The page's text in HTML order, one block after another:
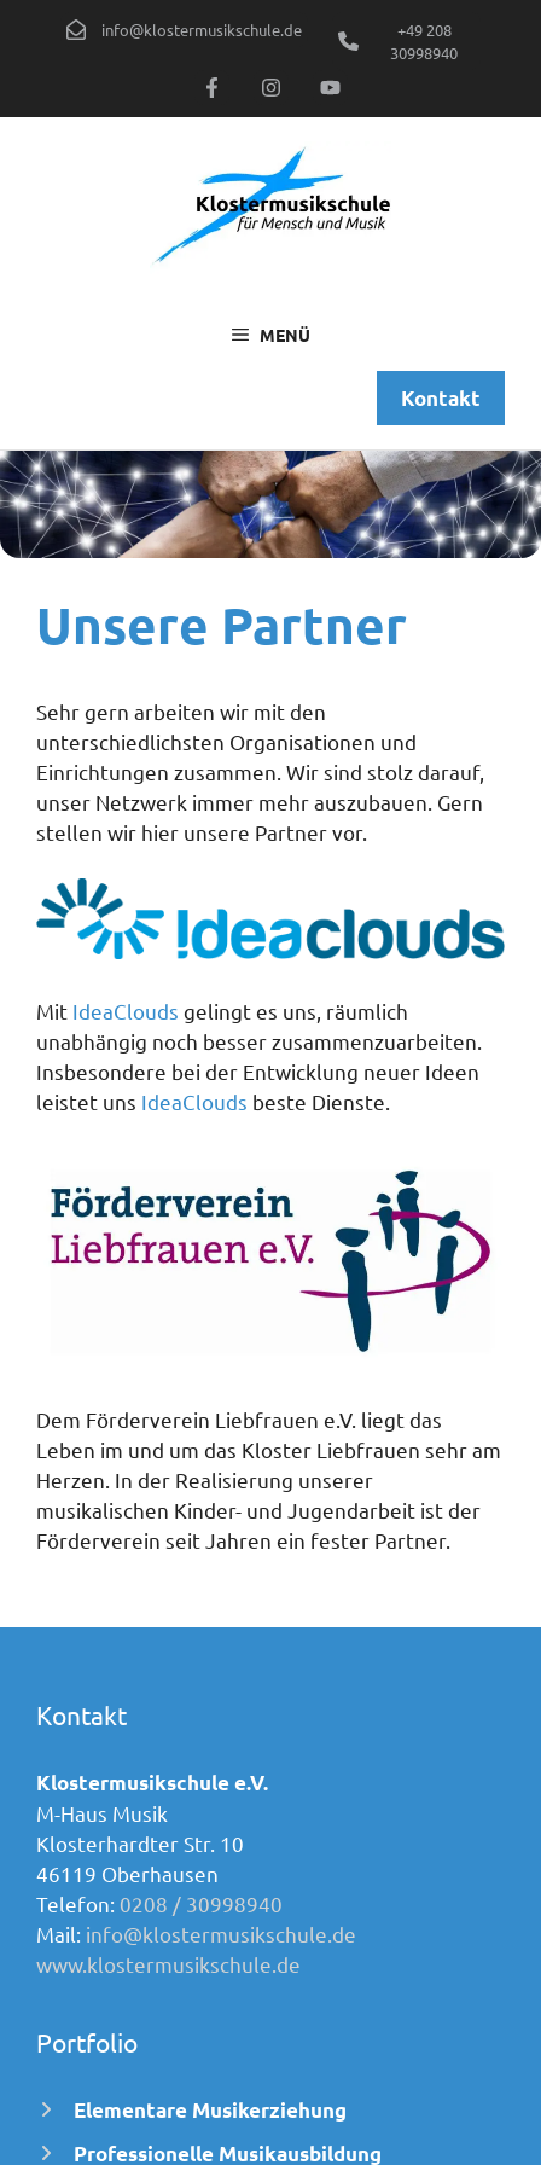
info@klostermusikschule.de
+49 208
30998940
MENÜ
Kontakt
Unsere Partner
Sehr gern arbeiten wir mit den
unterschiedlichsten Organisationen und
Einrichtungen zusammen. Wir sind stolz darauf,
unser Netzwerk immer mehr auszubauen. Gern
stellen wir hier unsere Partner vor.
Mit IdeaClouds gelingt es uns, räumlich
unabhängig noch besser zusammenzuarbeiten.
Insbesondere bei der Entwicklung neuer Ideen
leistet uns IdeaClouds beste Dienste.
Dem Förderverein Liebfrauen e.V. liegt das
Leben im und um das Kloster Liebfrauen sehr am
Herzen. In der Realisierung unserer
musikalischen Kinder- und Jugendarbeit ist der
Förderverein seit Jahren ein fester Partner.
Kontakt
Klostermusikschule e.V.
M-Haus Musik
Klosterhardter Str. 10
46119 Oberhausen
Telefon: 0208 / 30998940
Mail: info@klostermusikschule.de
www.klostermusikschule.de
Portfolio
Elementare Musikerziehung
Professionelle Musikausbildung